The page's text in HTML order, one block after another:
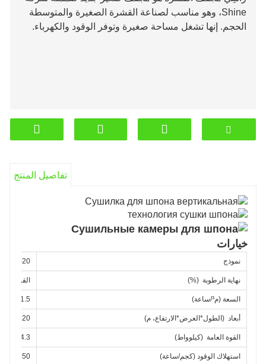
Shine، وهو مناسب لصناعة القشرة الصغيرة والمتوسطة
الحجم. إنها تشغل مساحة صغيرة وتوفر الوقود والكهرباء.
تفاصيل المنتج
خيارات
نموذج 20
نهاية الرطوبة (%) القشرة
السعة (م³/ساعة) 1.5
أبعاد (الطول*العرض*الارتفاع، م) 20×9×4.1
القوة العامة (كيلوواط) 34.3
استهلاك الوقود (كجم/ساعة) 150